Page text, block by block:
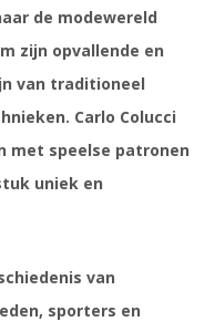
de modewereld
zijn opvallende en
van traditioneel
Carlo Colucci
met speelse patronen
uniek en
van
sporters en